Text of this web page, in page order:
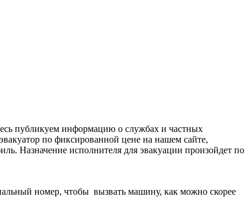
публикуем информацию о службах и частных
по фиксированной цене на нашем сайте,
Назначение исполнителя для эвакуации произойдет по
номер, чтобы вызвать машину, как можно скорее